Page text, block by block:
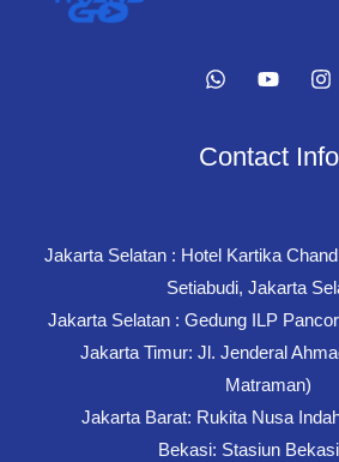
Contact Info
Jakarta Selatan : Hotel Kartika
Setiabudi, Jakarta
Jakarta Selatan : Gedung ILP
Jakarta Timur: Jl. Jenderal
Matraman)
Jakarta Barat: Rukita Nusa
Bekasi: Stasiun